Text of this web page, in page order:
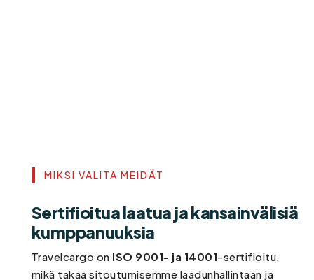
MIKSI VALITA MEIDÄT
Sertifioitua laatua ja kansainvälisiä
kumppanuuksia
Travelcargo on ISO 9001- ja 14001-sertifioitu,
mikä takaa sitoutumisemme laadunhallintaan ja